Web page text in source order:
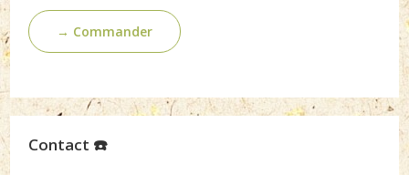
→ Commander
Contact ☎️